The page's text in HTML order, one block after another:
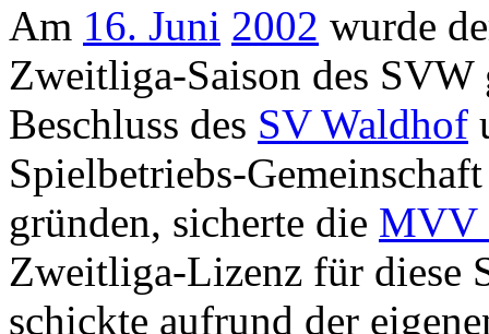
Am 16. Juni 2002 wurde
Zweitliga-Saison des SVW
Beschluss des SV Waldhof
Spielbetriebs-
gründen, sicherte die MVV
Zweitliga-Lizenz für diese
schickte aufrund der